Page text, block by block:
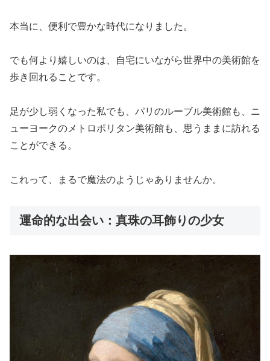
本当に、便利で豊かな時代になりました。
でも何より嬉しいのは、自宅にいながら世界中の美術館を
歩き回れることです。
足が少し弱くなった私でも、パリのルーブル美術館も、ニ
ューヨークのメトロポリタン美術館も、思うままに訪れる
ことができる。
これって、まるで魔法のようじゃありませんか。
運命的な出会い：真珠の耳飾りの少女